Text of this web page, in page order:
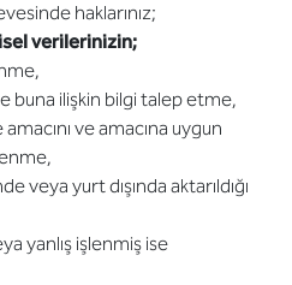
haklarınız;
verilerinizin;
buna ilişkin bilgi talep etme,
ve amacına uygun
veya yurt dışında aktarıldığı
yanlış işlenmiş ise